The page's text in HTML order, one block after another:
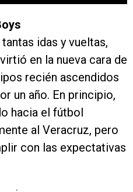
idas y vueltas,
en la nueva cara de
recién ascendidos
un año. En principio,
hacia el fútbol
al Veracruz, pero
con las expectativas